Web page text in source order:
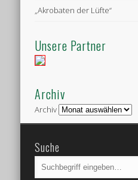
„Akrobaten der Lüfte“
Unsere Partner
Archiv
Archiv
Suche